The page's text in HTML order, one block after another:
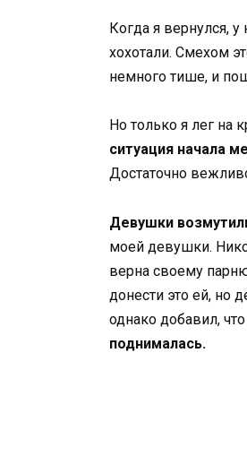
Когда я вернулся,
хохотали. Смехом
немного тише, и
Но только я лег на
ситуация начала
Достаточно
Девушки
моей девушки.
верна своему
донести это ей, но
однако добавил,
поднималась.